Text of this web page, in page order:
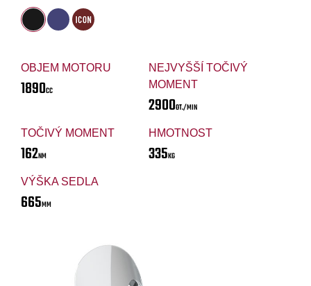
OBJEM MOTORU
1890CC
NEJVYŠŠÍ TOČIVÝ
MOMENT
2900OT./MIN
TOČIVÝ MOMENT
162NM
HMOTNOST
335KG
VÝŠKA SEDLA
665MM